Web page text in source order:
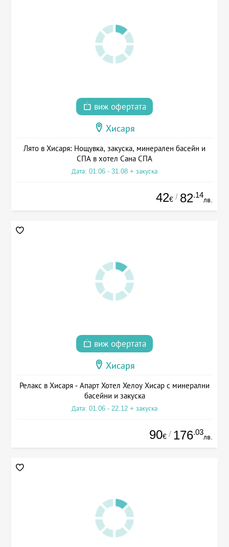
виж офертата
Хисаря
Лято в Хисаря: Нощувка, закуска, минерален басейн и
СПА в хотел Сана СПА
Дата: 01.06 - 31.08 + закуска
42€ / 82.14
лв.
виж офертата
Хисаря
Релакс в Хисаря - Апарт Хотел Хелоу Хисар с минерални
басейни и закуска
Дата: 01.06 - 22.12 + закуска
90€ / 176.03
лв.